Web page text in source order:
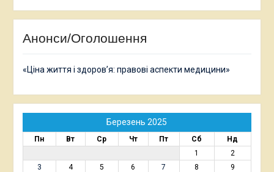
Анонси/Оголошення
«Ціна життя і здоров’я: правові аспекти медицини»
Березень 2025
Пн Вт Ср Чт Пт Сб
Нд
1
2
3
4 5 6 7 8
9